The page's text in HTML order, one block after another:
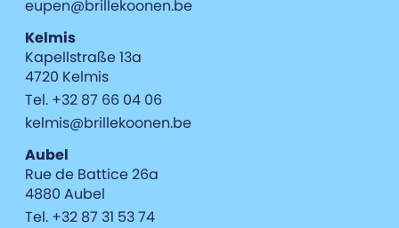
eupen@brillekoonen.be
Kelmis
Kapellstraße 13a
4720 Kelmis
Tel. +32 87 66 04 06
kelmis@brillekoonen.be
Aubel
Rue de Battice 26a
4880 Aubel
Tel. +32 87 31 53 74